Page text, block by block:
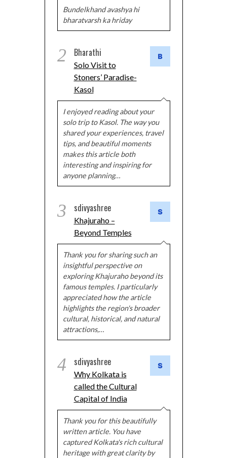
Bundelkhand avashya hi
bharatvarsh ka hriday
2 Bharathi
Solo Visit to
Stoners’ Paradise-
Kasol
I enjoyed reading about your
solo trip to Kasol. The way you
shared your experiences, travel
tips, and beautiful moments
makes this article both
interesting and inspiring for
anyone planning…
3 sdivyashree
Khajuraho –
Beyond Temples
Thank you for sharing such an
insightful perspective on
exploring Khajuraho beyond its
famous temples. I particularly
appreciated how the article
highlights the region's broader
cultural, historical, and natural
attractions,…
4 sdivyashree
Why Kolkata is
called the Cultural
Capital of India
Thank you for this beautifully
written article. You have
captured Kolkata's rich cultural
heritage with great clarity by